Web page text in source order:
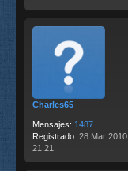
Charles65
Mensajes: 1487
Registrado: 28 Mar 2010
21:21